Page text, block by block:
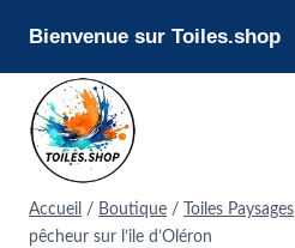
contenu
Bienvenue sur Toiles.shop
Accueil / Boutique / Toiles Paysages
pêcheur sur l’ile d’Oléron